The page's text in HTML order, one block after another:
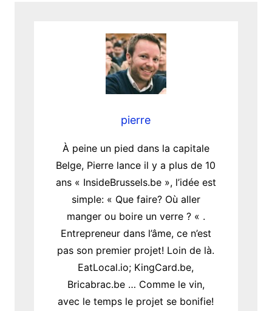
pierre
À peine un pied dans la capitale
Belge, Pierre lance il y a plus de 10
ans « InsideBrussels.be », l’idée est
simple: « Que faire? Où aller
manger ou boire un verre ? « .
Entrepreneur dans l’âme, ce n’est
pas son premier projet! Loin de là.
EatLocal.io; KingCard.be,
Bricabrac.be … Comme le vin,
avec le temps le projet se bonifie!